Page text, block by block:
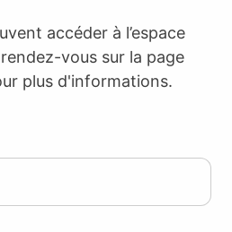
accéder à l’espace
vous sur la page
plus d'informations.